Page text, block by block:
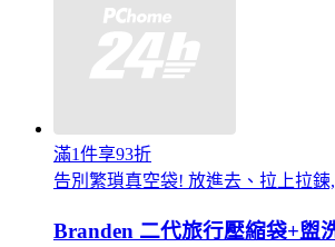
滿1件享93折
告別繁瑣真空袋! 放進去、拉上拉鍊
Branden 二代旅行壓縮袋+盥